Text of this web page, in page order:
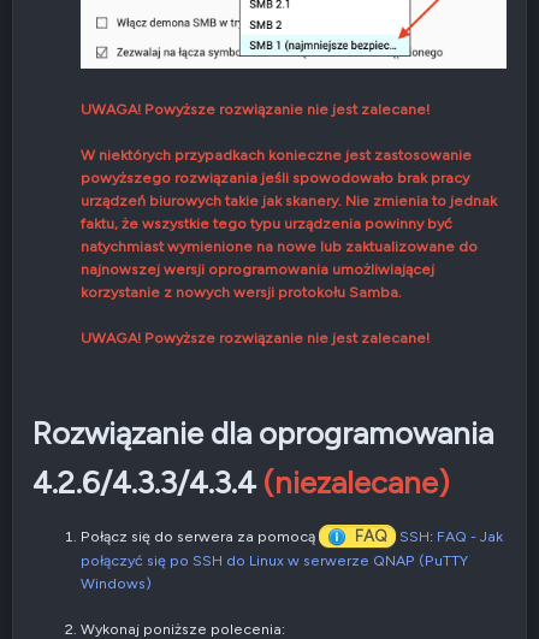
UWAGA! Powyższe rozwiązanie nie jest zalecane!
W niektórych przypadkach konieczne jest zastosowanie
powyższego rozwiązania jeśli spowodowało brak pracy
urządzeń biurowych takie jak skanery. Nie zmienia to jednak
faktu, że wszystkie tego typu urządzenia powinny być
natychmiast wymienione na nowe lub zaktualizowane do
najnowszej wersji oprogramowania umożliwiającej
korzystanie z nowych wersji protokołu Samba.
UWAGA! Powyższe rozwiązanie nie jest zalecane!
Rozwiązanie dla oprogramowania
4.2.6/4.3.3/4.3.4 (niezalecane)
Połącz się do serwera za pomocą FAQ SSH: FAQ - Jak
połączyć się po SSH do Linux w serwerze QNAP (PuTTY
Windows)
Wykonaj poniższe polecenia: